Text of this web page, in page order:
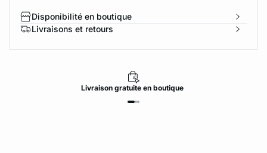
Disponibilité en boutique
Livraisons et retours
Livraisongratuiteen boutique